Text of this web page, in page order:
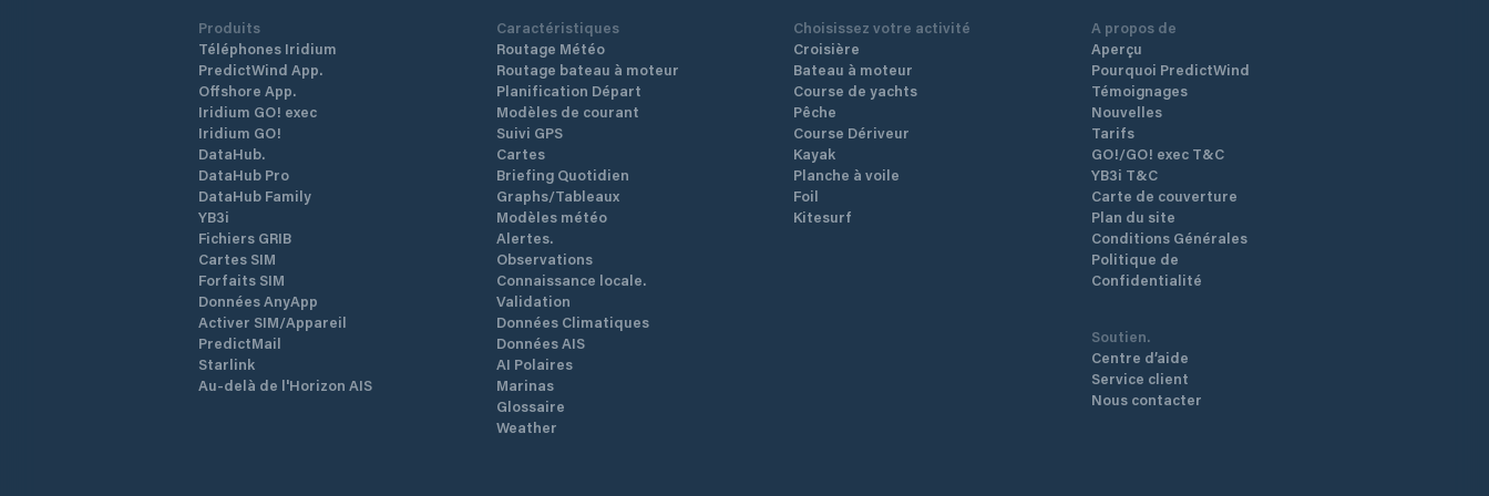
Produits
Téléphones Iridium
PredictWind App.
Offshore App.
Iridium GO! exec
Iridium GO!
DataHub.
DataHub Pro
DataHub Family
YB3i
Fichiers GRIB
Cartes SIM
Forfaits SIM
Données AnyApp
Activer SIM/Appareil
PredictMail
Starlink
Au-delà de l'Horizon AIS
Caractéristiques
Routage Météo
Routage bateau à moteur
Planification Départ
Modèles de courant
Suivi GPS
Cartes
Briefing Quotidien
Graphs/Tableaux
Modèles météo
Alertes.
Observations
Connaissance locale.
Validation
Données Climatiques
Données AIS
AI Polaires
Marinas
Glossaire
Weather
Choisissez votre activité
Croisière
Bateau à moteur
Course de yachts
Pêche
Course Dériveur
Kayak
Planche à voile
Foil
Kitesurf
A propos de
Aperçu
Pourquoi PredictWind
Témoignages
Nouvelles
Tarifs
GO!/GO! exec T&C
YB3i T&C
Carte de couverture
Plan du site
Conditions Générales
Politique de
Confidentialité
Soutien.
Centre d’aide
Service client
Nous contacter